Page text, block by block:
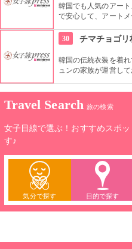
韓国でも人気のアー
で安心して、アート
向けアートメークも
ですね。
30 チマチョゴリ
韓国の伝統衣装を着
ュンの家族が運営し
男性や小さな子供用
真、友達同士の記念に
Travel Search 旅の検索
女子目線で選ぶ！おすすめスポ
す♪
気分で探す 目的で探す